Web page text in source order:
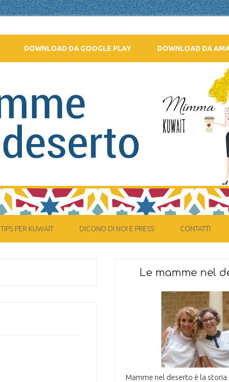
DOWNLOAD DA GOOGLE PLAY DOWNLOAD DA
TIPS PER KUWAIT DICONO DI NOI E PRESS CONTATTI
Le mamme nel
Mamme nel deserto è la storia